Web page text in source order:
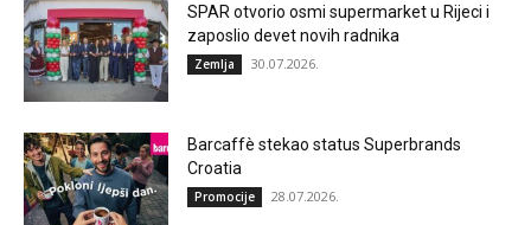
SPAR otvorio osmi supermarket u Rijeci i
zaposlio devet novih radnika
Zemlja 30.07.2026.
Barcaffè stekao status Superbrands
Croatia
Promocije 28.07.2026.